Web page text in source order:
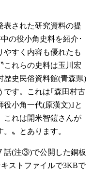
された研究資料の提
の役小角史料を紹介･
やすく内容も優れたも
これらの史料は玉川宏
歴史民俗資料館(青森県)
です。これは｢森田村古
小角一代(原漢文)｣と
これは開米智鎧さんが
〟とあります。
話(注③)で公開した銅板
ストファイルで3KBで